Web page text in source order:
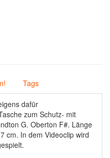
Tags
dafür
zum Schutz- mit
G. Oberton F#. Länge
cm. In dem Videoclip wird